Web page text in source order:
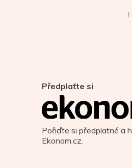
Předplaťte si
Pořiďte si předplatné a
Ekonom.cz.